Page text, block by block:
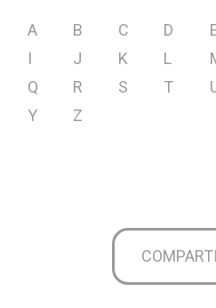
A B C D
I
J K L
Q
R S T
Y
Z